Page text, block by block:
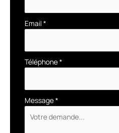
Email*
Téléphone*
Message*